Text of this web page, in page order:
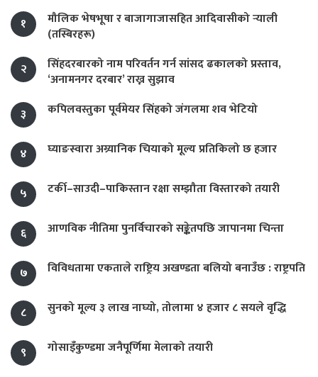
१
मौलिक भेषभूषा र बाजागाजासहित आदिवासीको र्‍याली
(तस्बिरहरू)
२
सिंहदरबारको नाम परिवर्तन गर्न सांसद ढकालको प्रस्ताव,
‘अनामनगर दरबार’ राख्न सुझाव
३
कपिलवस्तुका पूर्वमेयर सिंहको जंगलमा शव भेटियो
४ घ्याङस्वारा अग्र्यानिक चियाको मूल्य प्रतिकिलो छ हजार
५ टर्की–साउदी–पाकिस्तान रक्षा सम्झौता विस्तारको तयारी
६ आणविक नीतिमा पुनर्विचारको सङ्केतपछि जापानमा चिन्ता
७ विविधतामा एकताले राष्ट्रिय अखण्डता बलियो बनाउँछ : राष्ट्रपति
८ सुनको मूल्य ३ लाख नाघ्यो, तोलामा ४ हजार ८ सयले वृद्धि
९ गोसाइँकुण्डमा जनैपूर्णिमा मेलाको तयारी